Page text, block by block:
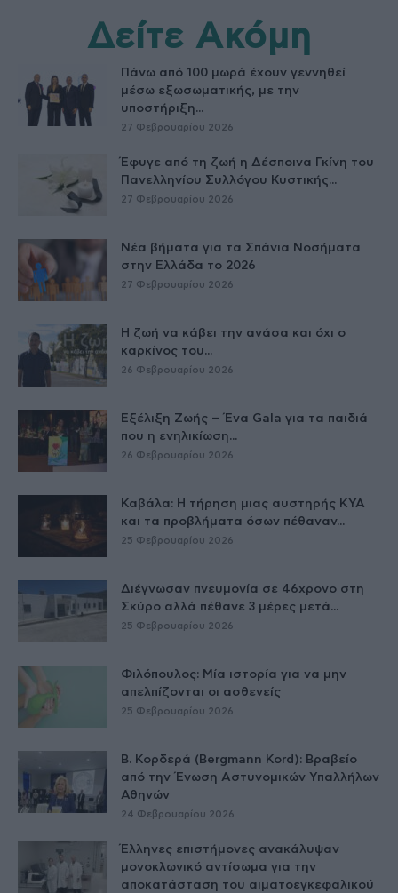
Δείτε Ακόμη
Πάνω από 100 μωρά έχουν γεννηθεί
μέσω εξωσωματικής, με την
υποστήριξη...
27 Φεβρουαρίου 2026
Έφυγε από τη ζωή η Δέσποινα Γκίνη του
Πανελληνίου Συλλόγου Κυστικής...
27 Φεβρουαρίου 2026
Νέα βήματα για τα Σπάνια Νοσήματα
στην Ελλάδα το 2026
27 Φεβρουαρίου 2026
Η ζωή να κάβει την ανάσα και όχι ο
καρκίνος του...
26 Φεβρουαρίου 2026
Εξέλιξη Ζωής – Ένα Gala για τα παιδιά
που η ενηλικίωση...
26 Φεβρουαρίου 2026
Καβάλα: Η τήρηση μιας αυστηρής ΚΥΑ
και τα προβλήματα όσων πέθαναν...
25 Φεβρουαρίου 2026
Διέγνωσαν πνευμονία σε 46χρονο στη
Σκύρο αλλά πέθανε 3 μέρες μετά...
25 Φεβρουαρίου 2026
Φιλόπουλος: Μία ιστορία για να μην
απελπίζονται οι ασθενείς
25 Φεβρουαρίου 2026
Β. Κορδερά (Bergmann Kord): Βραβείο
από την Ένωση Αστυνομικών Υπαλλήλων
Αθηνών
24 Φεβρουαρίου 2026
Έλληνες επιστήμονες ανακάλυψαν
μονοκλωνικό αντίσωμα για την
αποκατάσταση του αιματοεγκεφαλικού